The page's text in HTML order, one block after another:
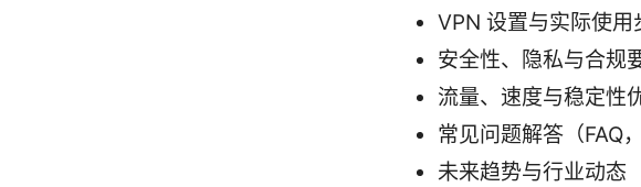
VPN 设置与实际使用
安全性、隐私与合规
流量、速度与稳定性
常见问题解答（FAQ
未来趋势与行业动态